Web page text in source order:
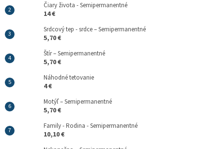
Čiary života - Semipermanentné
14 €
Srdcový tep - srdce – Semipermanentné
5,70 €
Štír – Semipermanentné
5,70 €
Náhodné tetovanie
4 €
Motýľ – Semipermanentné
5,70 €
Family - Rodina - Semipermanentné
10,10 €